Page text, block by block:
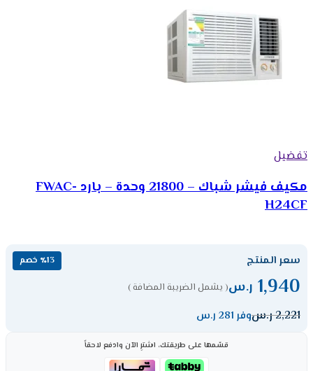
تفضيل
مكيف فيشر شباك – 21800 وحدة – بارد FWAC-
H24CF
سعر المنتج ٪13 خصم
1,940 ر.س( يشمل الضريبة المضافة )
2,221ر.سوفر 281 ر.س
قسّمها على طريقتك، اشترِ الآن وادفع لاحقاً